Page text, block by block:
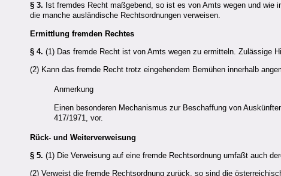
§ 3. Ist fremdes Recht maßgebend, so ist es von Amts wegen und wie
die manche ausländische Rechtsordnungen verweisen.
Ermittlung fremden Rechtes
§ 4. (1) Das fremde Recht ist von Amts wegen zu ermitteln. Zulässige
(2) Kann das fremde Recht trotz eingehendem Bemühen innerhalb
Anmerkung
Einen besonderen Mechanismus zur Beschaffung von
417/1971, vor.
Rück- und Weiterverweisung
§ 5. (1) Die Verweisung auf eine fremde Rechtsordnung umfaßt auch
(2) Verweist die fremde Rechtsordnung zurück, so sind die